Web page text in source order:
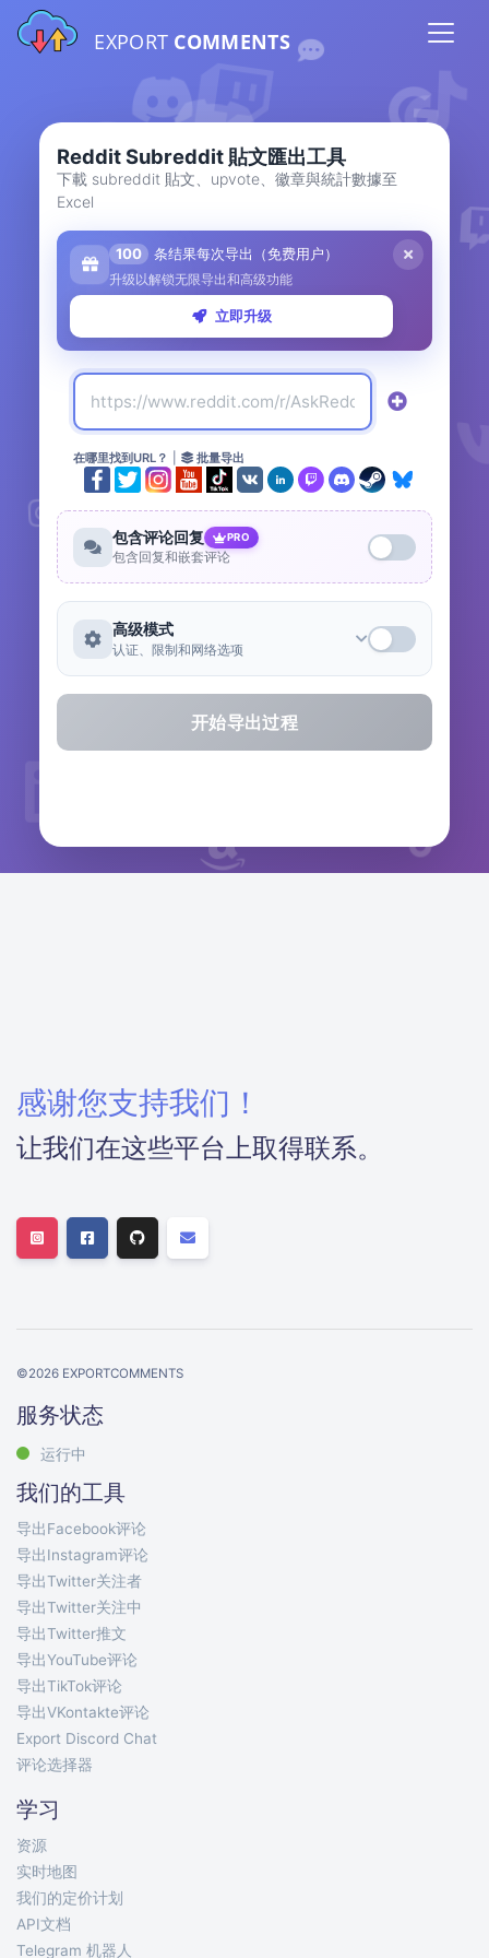
EXPORT COMMENTS
Reddit Subreddit 貼文匯出工具
下載 subreddit 貼文、upvote、徽章與統計數據至
Excel
100 条结果每次导出（免费用户）
升级以解锁无限导出和高级功能
立即升级
在哪里找到URL？ 批量导出
包含评论回复 PRO
包含回复和嵌套评论
高级模式
认证、限制和网络选项
开始导出过程
感谢您支持我们！
让我们在这些平台上取得联系。
©2026 EXPORTCOMMENTS
服务状态
运行中
我们的工具
导出Facebook评论
导出Instagram评论
导出Twitter关注者
导出Twitter关注中
导出Twitter推文
导出YouTube评论
导出TikTok评论
导出VKontakte评论
Export Discord Chat
评论选择器
学习
资源
实时地图
我们的定价计划
API文档
Telegram 机器人